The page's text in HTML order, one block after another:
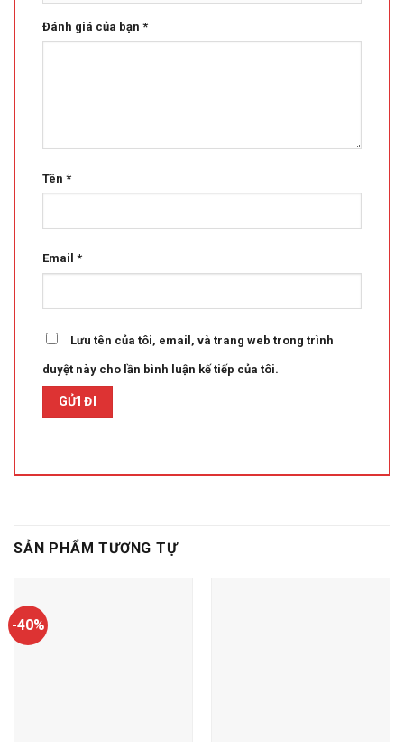
Đánh giá của bạn *
Tên *
Email *
Lưu tên của tôi, email, và trang web trong trình
duyệt này cho lần bình luận kế tiếp của tôi.
SẢN PHẨM TƯƠNG TỰ
-40%